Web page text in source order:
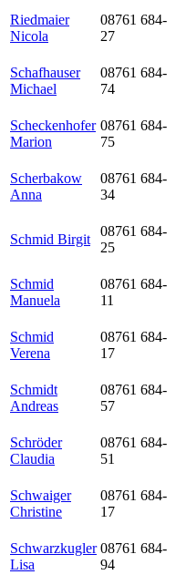
Riedmaier
Nicola
08761 684-
27
Schafhauser
Michael
08761 684-
74
Scheckenhofer
Marion
08761 684-
75
Scherbakow
Anna
08761 684-
34
Schmid Birgit
08761 684-
25
Schmid
Manuela
08761 684-
11
Schmid
Verena
08761 684-
17
Schmidt
Andreas
08761 684-
57
Schröder
Claudia
08761 684-
51
Schwaiger
Christine
08761 684-
17
Schwarzkugler
Lisa
08761 684-
94